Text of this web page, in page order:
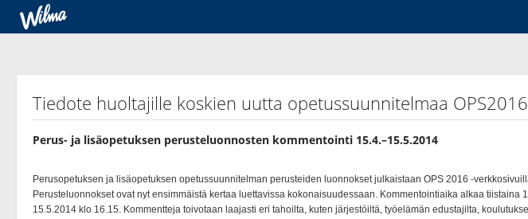
Tiedote huoltajille koskien uutta opetussuunnitelmaa OPS2016
Perus- ja lisäopetuksen perusteluonnosten kommentointi 15.4.–15.5.2014